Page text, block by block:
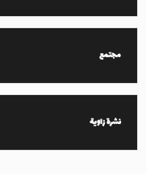
مجتمع
نشرة زاوية